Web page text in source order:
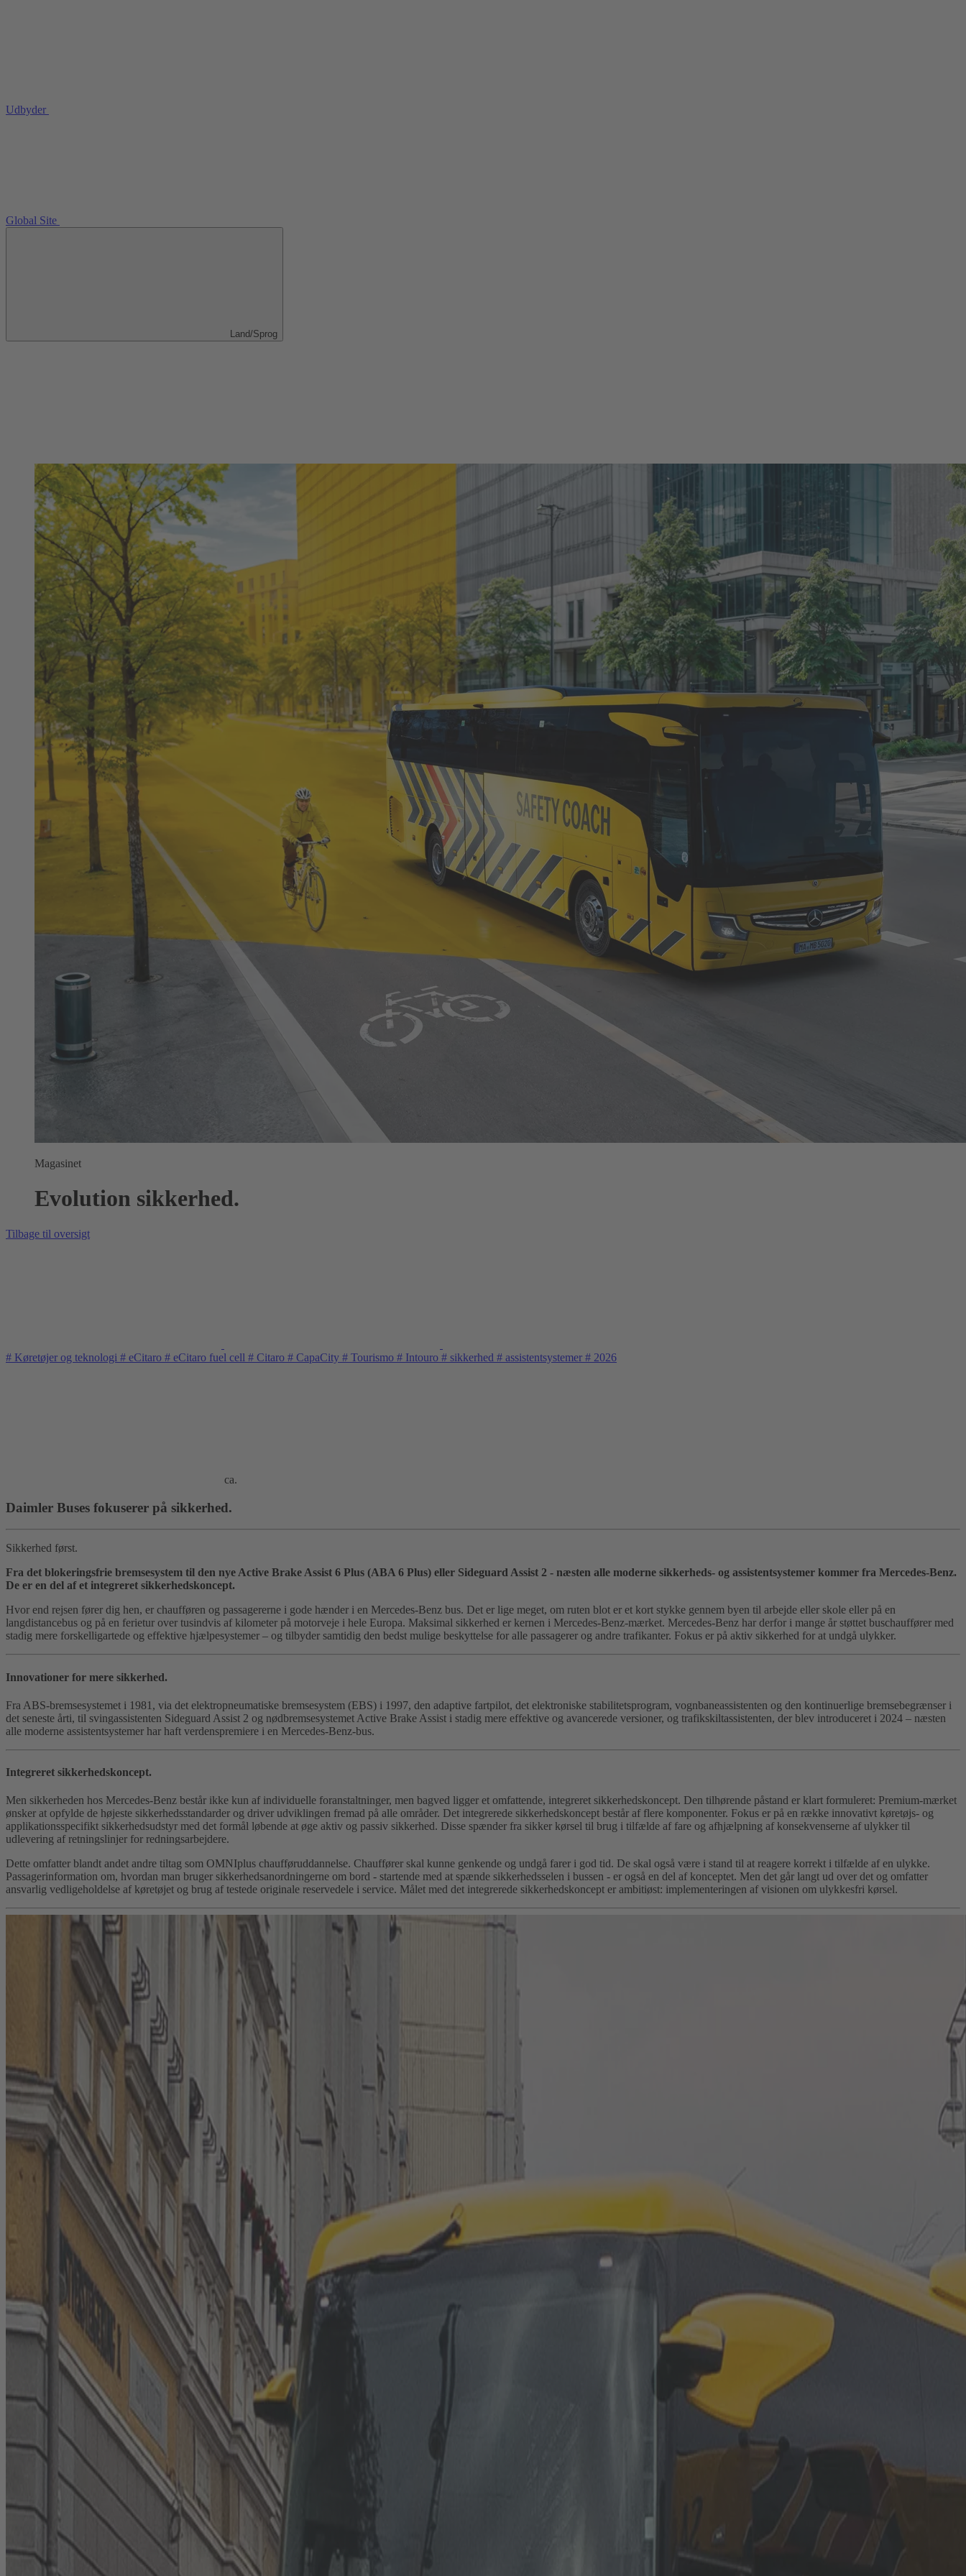
Udbyder
Global Site
Land/Sprog
Magasinet
Evolution sikkerhed.
Tilbage til oversigt
# Køretøjer og teknologi # eCitaro # eCitaro fuel cell # Citaro # CapaCity # Tourismo # Intouro # sikkerhed # assistentsystemer # 2026
ca.
Daimler Buses fokuserer på sikkerhed.
Sikkerhed først.
Fra det blokeringsfrie bremsesystem til den nye Active Brake Assist 6 Plus (ABA 6 Plus) eller Sideguard Assist 2 - næsten alle moderne sikkerheds- og assistentsystemer kommer fra Mercedes-Benz.
De er en del af et integreret sikkerhedskoncept.
Hvor end rejsen fører dig hen, er chaufføren og passagererne i gode hænder i en Mercedes-Benz bus. Det er lige meget, om ruten blot er et kort stykke gennem byen til arbejde eller skole eller på en
langdistancebus og på en ferietur over tusindvis af kilometer på motorveje i hele Europa. Maksimal sikkerhed er kernen i Mercedes-Benz-mærket. Mercedes-Benz har derfor i mange år støttet buschauffører med
stadig mere forskelligartede og effektive hjælpesystemer – og tilbyder samtidig den bedst mulige beskyttelse for alle passagerer og andre trafikanter. Fokus er på aktiv sikkerhed for at undgå ulykker.
Innovationer for mere sikkerhed.
Fra ABS-bremsesystemet i 1981, via det elektropneumatiske bremsesystem (EBS) i 1997, den adaptive fartpilot, det elektroniske stabilitetsprogram, vognbaneassistenten og den kontinuerlige bremsebegrænser i
det seneste årti, til svingassistenten Sideguard Assist 2 og nødbremsesystemet Active Brake Assist i stadig mere effektive og avancerede versioner, og trafikskiltassistenten, der blev introduceret i 2024 – næsten
alle moderne assistentsystemer har haft verdenspremiere i en Mercedes-Benz-bus.
Integreret sikkerhedskoncept.
Men sikkerheden hos Mercedes-Benz består ikke kun af individuelle foranstaltninger, men bagved ligger et omfattende, integreret sikkerhedskoncept. Den tilhørende påstand er klart formuleret: Premium-mærket
ønsker at opfylde de højeste sikkerhedsstandarder og driver udviklingen fremad på alle områder. Det integrerede sikkerhedskoncept består af flere komponenter. Fokus er på en række innovativt køretøjs- og
applikationsspecifikt sikkerhedsudstyr med det formål løbende at øge aktiv og passiv sikkerhed. Disse spænder fra sikker kørsel til brug i tilfælde af fare og afhjælpning af konsekvenserne af ulykker til
udlevering af retningslinjer for redningsarbejdere.
Dette omfatter blandt andet andre tiltag som OMNIplus chaufføruddannelse. Chauffører skal kunne genkende og undgå farer i god tid. De skal også være i stand til at reagere korrekt i tilfælde af en ulykke.
Passagerinformation om, hvordan man bruger sikkerhedsanordningerne om bord - startende med at spænde sikkerhedsselen i bussen - er også en del af konceptet. Men det går langt ud over det og omfatter
ansvarlig vedligeholdelse af køretøjet og brug af testede originale reservedele i service. Målet med det integrerede sikkerhedskoncept er ambitiøst: implementeringen af ​​visionen om ulykkesfri kørsel.